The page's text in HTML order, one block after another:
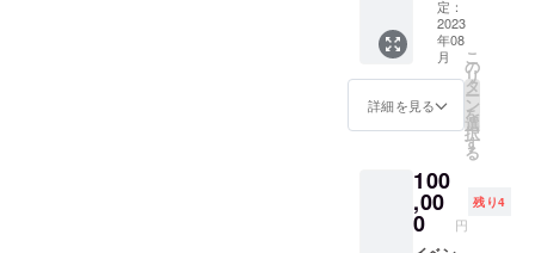
2023年
9月1日
から10
月30日
までに
受講
クト終
了後
メール
にて調
小学
校・中
学校・
高校・
各種学
校のど
こでも
一回開
す。 講
演期
間：
2023年
定：
2023
年08
月
詳細を見る
こ
の
リ
タ
ー
ン
を
選
択
す
る
100
,00
0 円
残り4